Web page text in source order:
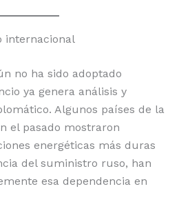
internacional
no ha sido adoptado
ya genera análisis y
Algunos países de la
el pasado mostraron
energéticas más duras
del suministro ruso, han
esa dependencia en